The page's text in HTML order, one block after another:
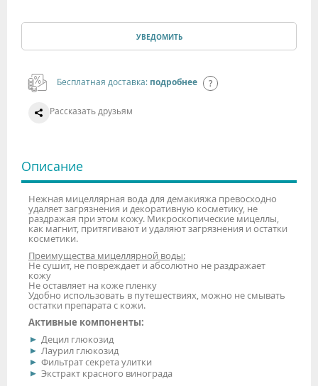
УВЕДОМИТЬ
Бесплатная доставка: подробнее
Рассказать друзьям
Описание
Нежная мицеллярная вода для демакияжа превосходно
удаляет загрязнения и декоративную косметику, не
раздражая при этом кожу. Микроскопические мицеллы,
как магнит, притягивают и удаляют загрязнения и остатки
косметики.
Преимущества мицеллярной воды:
Не сушит, не повреждает и абсолютно не раздражает
кожу
Не оставляет на коже пленку
Удобно использовать в путешествиях, можно не смывать
остатки препарата с кожи.
Активные компоненты:
Децил глюкозид
Лаурил глюкозид
Фильтрат секрета улитки
Экстракт красного винограда